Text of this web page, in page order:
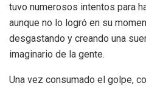
tuvo numerosos intentos para
aunque no lo logró en su
desgastando y creando una
imaginario de la gente.
Una vez consumado el golpe,